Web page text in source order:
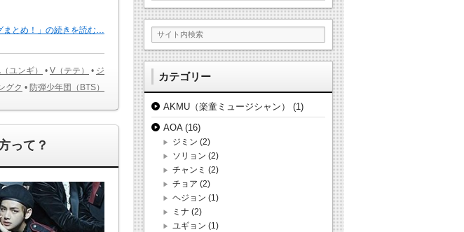
まとめ！」の続きを読む…
ユンギ） • V（テテ） • ジ
グク • 防弾少年団（BTS）
って？
カテゴリー
AKMU（楽童ミュージシャン）
(1)
AOA(16)
ジミン (2)
ソリョン (2)
チャンミ (2)
チョア (2)
ヘジョン (1)
ミナ (2)
ユギョン (1)